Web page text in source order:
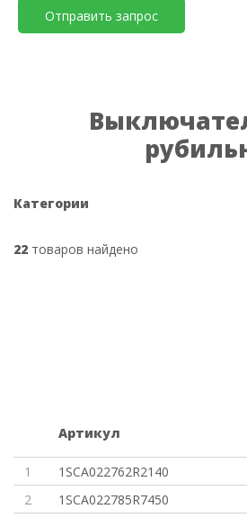
Отправить запрос
Категории
22 товаров найдено
Артикул
1 1SCA022762R2140
2
1SCA022785R7450